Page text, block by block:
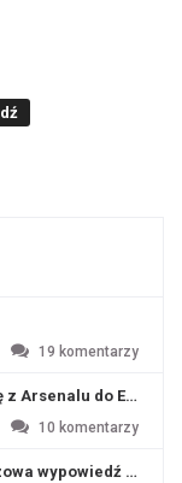
19 komentarzy
Arsenalu do
10 komentarzy
wypowiedź Artety